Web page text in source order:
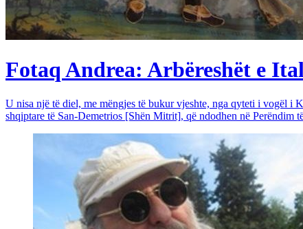
Fotaq Andrea: Arbëreshët e
U nisa një të diel, me mëngjes të bukur vjeshte, nga qyteti i vogël i
shqiptare të San-Demetrios [Shën Mitrit], që ndodhen në Perëndim